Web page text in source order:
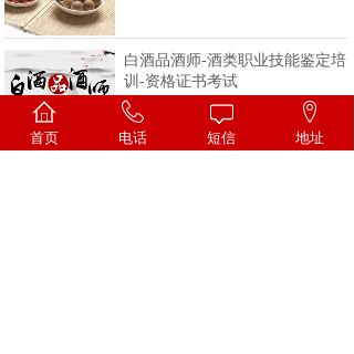
白酒品酒师-酒类职业技能鉴定培
训-资格证书考试
首页 电话 短信 地址